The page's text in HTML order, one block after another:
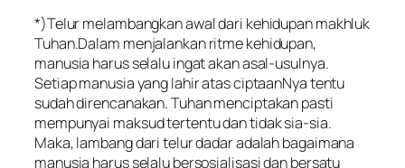
*)Telur melambangkan awal dari kehidupan makhluk
Tuhan.Dalam menjalankan ritme kehidupan,
manusia harus selalu ingat akan asal-usulnya.
Setiap manusia yang lahir atas ciptaanNya tentu
sudah direncanakan. Tuhan menciptakan pasti
mempunyai maksud tertentu dan tidak sia-sia.
Maka, lambang dari telur dadar adalah bagaimana
manusia harus selalu bersosialisasi dan bersatu